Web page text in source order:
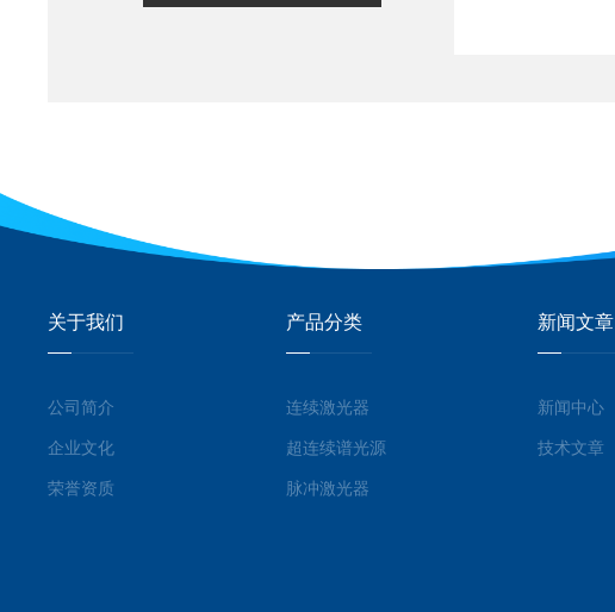
关于我们
公司简介
企业文化
荣誉资质
产品分类
连续激光器
超连续谱光源
脉冲激光器
新闻文章
新闻中心
技术文章